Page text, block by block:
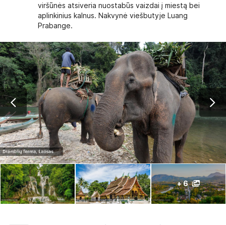
viršūnės atsiveria nuostabūs vaizdai į miestą bei
aplinkinius kalnus. Nakvynė viešbutyje Luang
Prabange.
+ 6